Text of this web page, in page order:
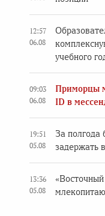
12:57
06.08
учебного
09:03
06.08
Приморцы
ID в
19:51
05.08
За полгода
задержать
13:36
05.08